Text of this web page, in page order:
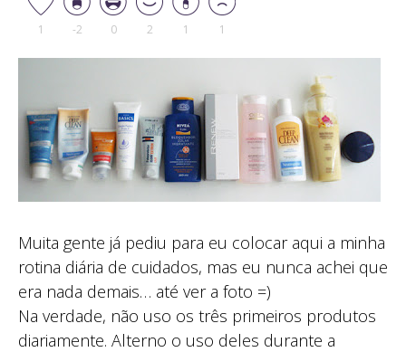
1 -2 0 2 1 1
Muita gente já pediu para eu colocar aqui a minha
rotina diária de cuidados, mas eu nunca achei que
era nada demais… até ver a foto =)
Na verdade, não uso os três primeiros produtos
diariamente. Alterno o uso deles durante a